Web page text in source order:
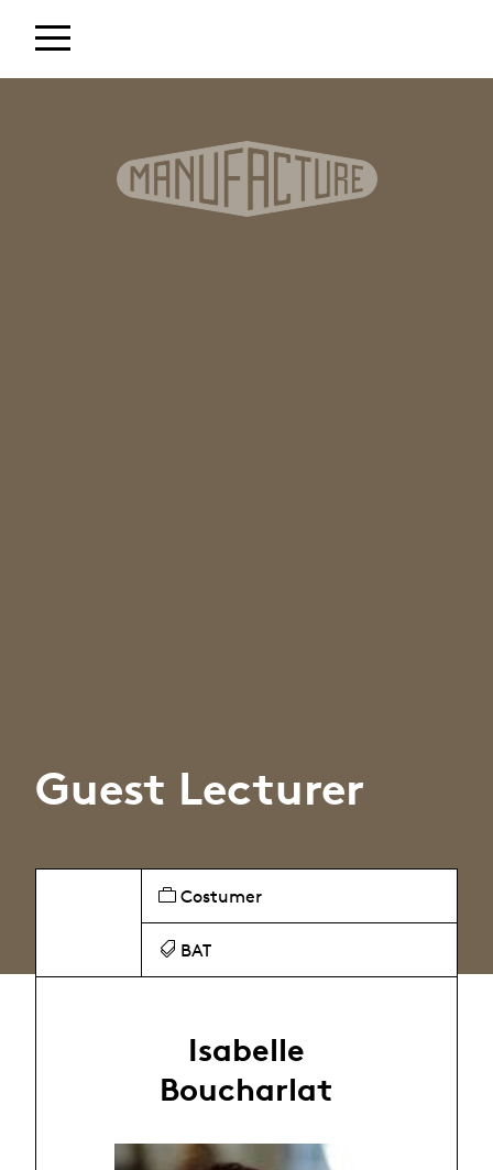
Guest Lecturer
Costumer
BAT
Isabelle
Boucharlat